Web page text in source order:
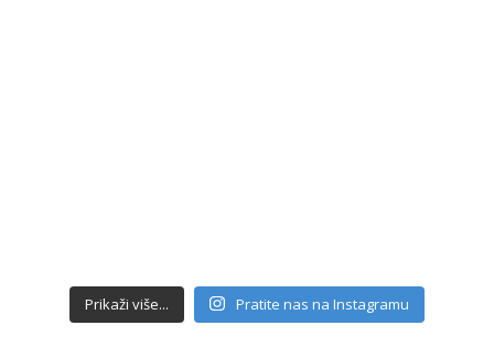
Prikaži više... Pratite nas na Instagramu